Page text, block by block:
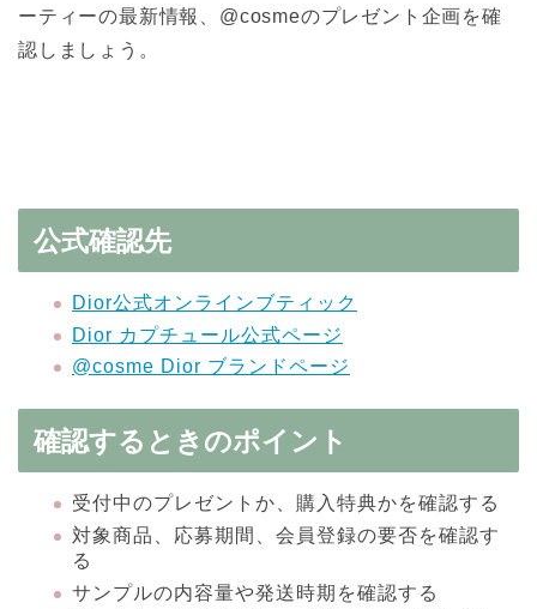
ーティーの最新情報、@cosmeのプレゼント企画を確
認しましょう。
公式確認先
Dior公式オンラインブティック
Dior カプチュール公式ページ
@cosme Dior ブランドページ
確認するときのポイント
受付中のプレゼントか、購入特典かを確認する
対象商品、応募期間、会員登録の要否を確認す
る
サンプルの内容量や発送時期を確認する